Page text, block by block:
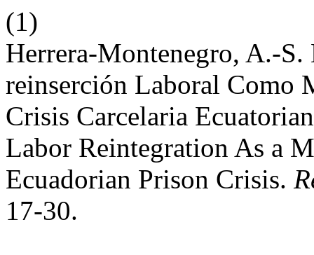
(1)
Herrera-Montenegro, A.-
reinserción Laboral Como
Crisis Carcelaria
Labor Reintegration As a
Ecuadorian Prison Crisis.
17-30.